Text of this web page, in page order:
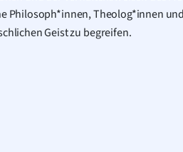
Philosoph*innen, Theolog*innen
Geist zu begreifen.